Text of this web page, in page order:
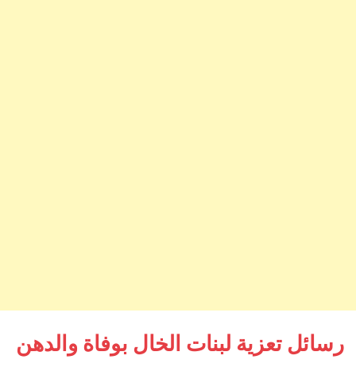
رسائل تعزية لبنات الخال بوفاة والدهن